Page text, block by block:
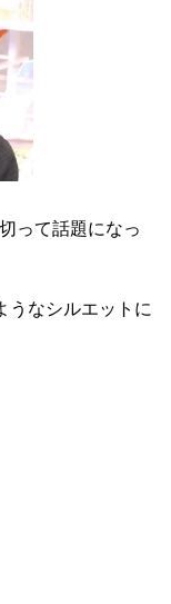
って話題になっ
うなシルエットに